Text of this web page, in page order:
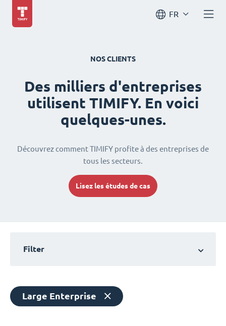
FR
NOS CLIENTS
Des milliers d'entreprises
utilisent TIMIFY. En voici
quelques-unes.
Découvrez comment TIMIFY profite à des entreprises de
tous les secteurs.
Lisez les études de cas
Filter
Large Enterprise